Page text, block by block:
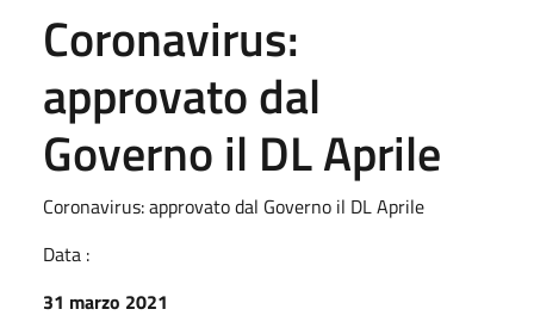
Coronavirus:
approvato dal
Governo il DL Aprile
Coronavirus: approvato dal Governo il DL Aprile
Data :
31 marzo 2021